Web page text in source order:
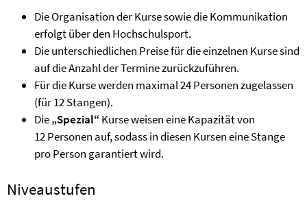
Die Organisation der Kurse sowie die Kommunikation
erfolgt über den Hochschulsport.
Die unterschiedlichen Preise für die einzelnen Kurse sind
auf die Anzahl der Termine zurückzuführen.
Für die Kurse werden maximal 24 Personen zugelassen
(für 12 Stangen).
Die„Spezial“ Kurse weisen eine Kapazität von
12 Personen auf, sodass in diesen Kursen eine Stange
pro Person garantiert wird.
Niveaustufen